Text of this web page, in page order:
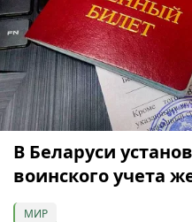
В Беларуси
воинского учета
МИР